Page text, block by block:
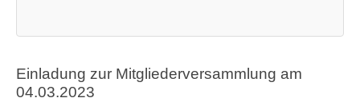
Einladung zur Mitgliederversammlung am
04.03.2023